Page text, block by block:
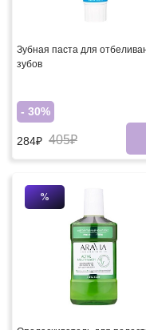
Зубная паста для
зубов
- 30%
284₽ 405₽
%